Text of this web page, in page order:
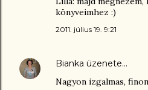
könyveimhez :)
2011. július 19. 9:21
Bianka üzenete…
Nagyon izgalmas,